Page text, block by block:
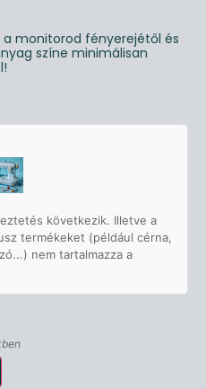
monitorod fényerejétől és
színe minimálisan
következik. Illetve a
termékeket (például cérna,
nem tartalmazza a